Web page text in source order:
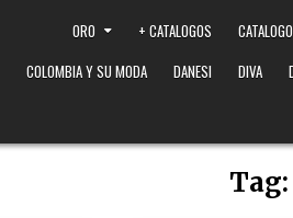
ORO + CATALOGOS
COLOMBIA Y SU MODA
DANESI DIVA
Tag: